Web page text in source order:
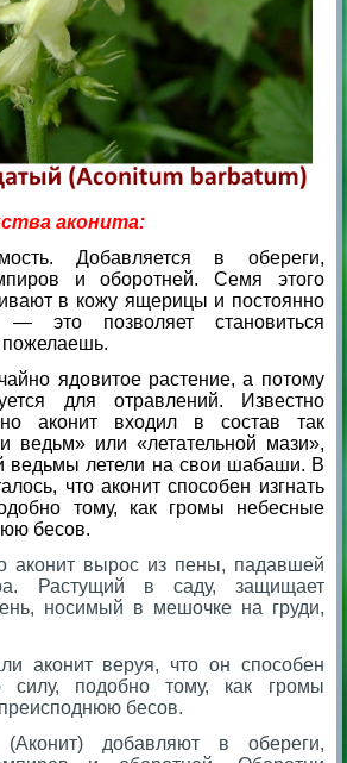
аконита:
Добавляется в обереги,
и оборотней. Семя этого
в кожу ящерицы и постоянно
это позволяет становиться
ядовитое растение, а потому
для отравлений. Известно
аконит входил в состав так
ведьм» или «летательной мази»,
ведьмы летели на свои шабаши. В
что аконит способен изгнать
тому, как громы небесные
бесов.
аконит вырос из пены, падавшей
Растущий в саду, защищает
носимый в мешочке на груди,
аконит веруя, что он способен
силу, подобно тому, как громы
бесов.
добавляют в обереги,